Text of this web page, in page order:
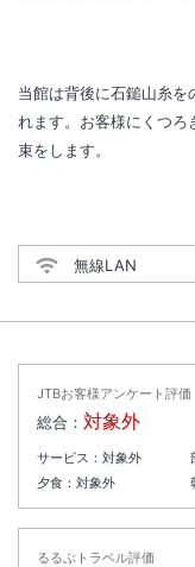
当館は背後に石鎚山糸を
れます。お客様にくつろ
束をします。
無線LAN
JTBお客様アンケート評価
総合： 対象外
サービス： 対象外
夕食： 対象外
るるぶトラベル評価